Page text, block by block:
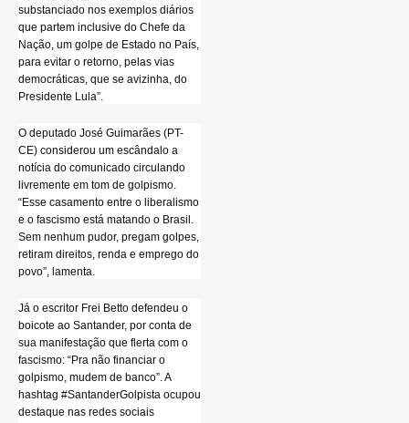
substanciado nos exemplos diários
que partem inclusive do Chefe da
Nação, um golpe de Estado no País,
para evitar o retorno, pelas vias
democráticas, que se avizinha, do
Presidente Lula”.
O deputado José Guimarães (PT-
CE) considerou um escândalo a
notícia do comunicado circulando
livremente em tom de golpismo.
“Esse casamento entre o liberalismo
e o fascismo está matando o Brasil.
Sem nenhum pudor, pregam golpes,
retiram direitos, renda e emprego do
povo”, lamenta.
Já o escritor Frei Betto defendeu o
boicote ao Santander, por conta de
sua manifestação que flerta com o
fascismo: “Pra não financiar o
golpismo, mudem de banco”. A
hashtag #SantanderGolpista ocupou
destaque nas redes sociais